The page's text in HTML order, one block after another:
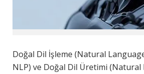
Doğal Dil İşleme (Natural
NLP) ve Doğal Dil Üretimi (Natural